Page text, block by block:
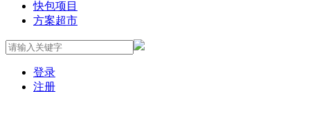
快包项目
方案超市
登录
注册